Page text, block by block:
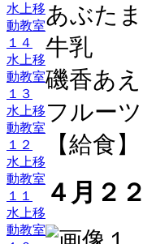
水上移
動教室
１４
水上移
動教室
１３
水上移
動教室
１２
水上移
動教室
１１
水上移
動教室
あぶた
牛乳
磯香あえ
フルー
【給食
４月２